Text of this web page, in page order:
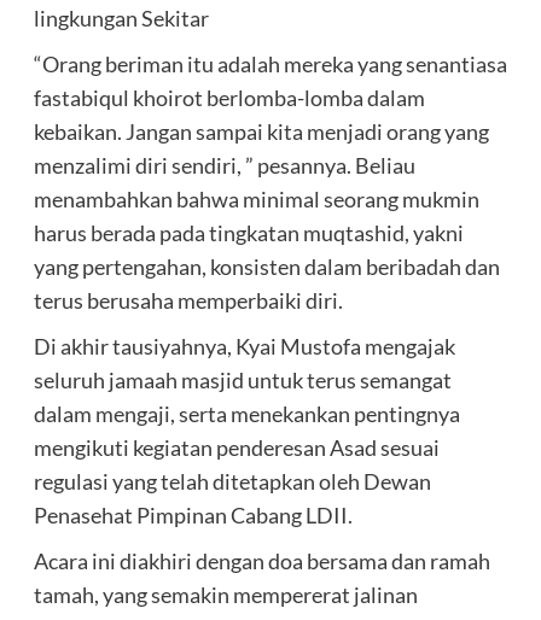
lingkungan Sekitar
“Orang beriman itu adalah mereka yang senantiasa
fastabiqul khoirot berlomba-lomba dalam
kebaikan. Jangan sampai kita menjadi orang yang
menzalimi diri sendiri, ” pesannya. Beliau
menambahkan bahwa minimal seorang mukmin
harus berada pada tingkatan muqtashid, yakni
yang pertengahan, konsisten dalam beribadah dan
terus berusaha memperbaiki diri.
Di akhir tausiyahnya, Kyai Mustofa mengajak
seluruh jamaah masjid untuk terus semangat
dalam mengaji, serta menekankan pentingnya
mengikuti kegiatan penderesan Asad sesuai
regulasi yang telah ditetapkan oleh Dewan
Penasehat Pimpinan Cabang LDII.
Acara ini diakhiri dengan doa bersama dan ramah
tamah, yang semakin mempererat jalinan